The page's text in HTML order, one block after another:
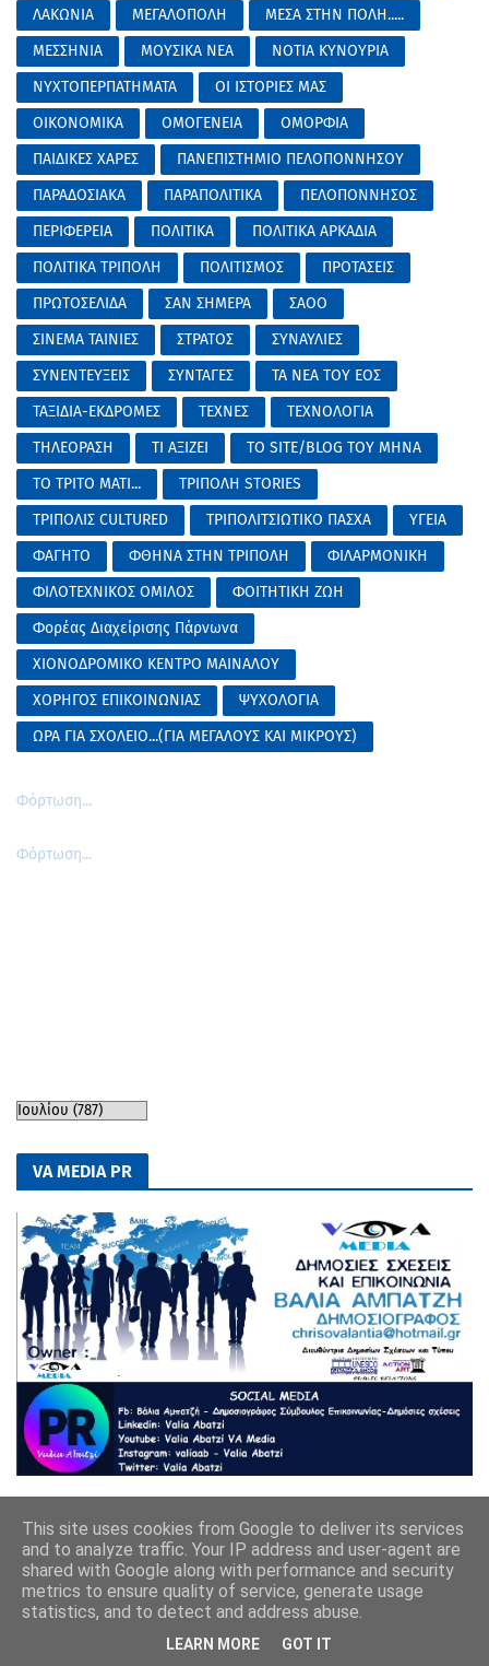
ΛΑΚΩΝΙΑ
ΜΕΓΑΛΟΠΟΛΗ
ΜΕΣΑ ΣΤΗΝ ΠΟΛΗ.....
ΜΕΣΣΗΝΙΑ
ΜΟΥΣΙΚΑ ΝΕΑ
ΝΟΤΙΑ ΚΥΝΟΥΡΙΑ
ΝΥΧΤΟΠΕΡΠΑΤΗΜΑΤΑ
ΟΙ ΙΣΤΟΡΙΕΣ ΜΑΣ
ΟΙΚΟΝΟΜΙΚΑ
ΟΜΟΓΕΝΕΙΑ
ΟΜΟΡΦΙΑ
ΠΑΙΔΙΚΕΣ ΧΑΡΕΣ
ΠΑΝΕΠΙΣΤΗΜΙΟ ΠΕΛΟΠΟΝΝΗΣΟΥ
ΠΑΡΑΔΟΣΙΑΚΑ
ΠΑΡΑΠΟΛΙΤΙΚΑ
ΠΕΛΟΠΟΝΝΗΣΟΣ
ΠΕΡΙΦΕΡΕΙΑ
ΠΟΛΙΤΙΚΑ
ΠΟΛΙΤΙΚΑ ΑΡΚΑΔΙΑ
ΠΟΛΙΤΙΚΑ ΤΡΙΠΟΛΗ
ΠΟΛΙΤΙΣΜΟΣ
ΠΡΟΤΑΣΕΙΣ
ΠΡΩΤΟΣΕΛΙΔΑ
ΣΑΝ ΣΗΜΕΡΑ
ΣΑΟΟ
ΣΙΝΕΜΑ ΤΑΙΝΙΕΣ
ΣΤΡΑΤΟΣ
ΣΥΝΑΥΛΙΕΣ
ΣΥΝΕΝΤΕΥΞΕΙΣ
ΣΥΝΤΑΓΕΣ
ΤΑ ΝΕΑ ΤΟΥ ΕΟΣ
ΤΑΞΙΔΙΑ-ΕΚΔΡΟΜΕΣ
ΤΕΧΝΕΣ
ΤΕΧΝΟΛΟΓΙΑ
ΤΗΛΕΟΡΑΣΗ
ΤΙ ΑΞΙΖΕΙ
ΤΟ SITE/BLOG ΤΟΥ ΜΗΝΑ
ΤΟ ΤΡΙΤΟ ΜΑΤΙ...
ΤΡΙΠΟΛΗ STORIES
ΤΡΙΠΟΛΙΣ CULTURED
ΤΡΙΠΟΛΙΤΣΙΩΤΙΚΟ ΠΑΣΧΑ
ΥΓΕΙΑ
ΦΑΓΗΤΟ
ΦΘΗΝΑ ΣΤΗΝ ΤΡΙΠΟΛΗ
ΦΙΛΑΡΜΟΝΙΚΗ
ΦΙΛΟΤΕΧΝΙΚΟΣ ΟΜΙΛΟΣ
ΦΟΙΤΗΤΙΚΗ ΖΩΗ
Φορέας Διαχείρισης Πάρνωνα
ΧΙΟΝΟΔΡΟΜΙΚΟ ΚΕΝΤΡΟ ΜΑΙΝΑΛΟΥ
ΧΟΡΗΓΟΣ ΕΠΙΚΟΙΝΩΝΙΑΣ
ΨΥΧΟΛΟΓΙΑ
ΩΡΑ ΓΙΑ ΣΧΟΛΕΙΟ...(ΓΙΑ ΜΕΓΑΛΟΥΣ ΚΑΙ ΜΙΚΡΟΥΣ)
Φόρτωση...
Φόρτωση...
VA MEDIA PR
Ενημερωτικό site της Αρκαδίας- voltastintripoli@gmail.com
This site uses cookies from Google to deliver its services
and to analyze traffic. Your IP address and user-agent are
shared with Google along with performance and security
metrics to ensure quality of service, generate usage
statistics, and to detect and address abuse.
LEARN MORE GOT IT